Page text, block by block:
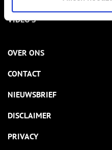
VIDEO’S
OVER ONS
CONTACT
NIEUWSBRIEF
DISCLAIMER
PRIVACY